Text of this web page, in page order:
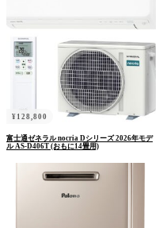
¥ 128,800
富士通ゼネラル nocria Dシリーズ 2026年モデ
ル AS-D406T (おもに14畳用)